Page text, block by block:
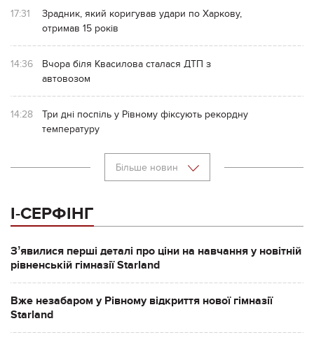
17:31
Зрадник, який коригував удари по Харкову,
отримав 15 років
14:36
Вчора біля Квасилова сталася ДТП з
автовозом
14:28
Три дні поспіль у Рівному фіксують рекордну
температуру
Більше новин
І-СЕРФІНГ
Зʼявилися перші деталі про ціни на навчання у новітній
рівненській гімназії Starland
Вже незабаром у Рівному відкриття нової гімназії
Starland